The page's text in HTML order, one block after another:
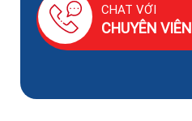
CHAT VỚI
CHUYÊN VIÊN